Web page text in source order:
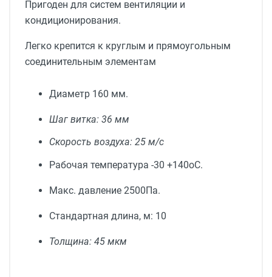
Пригоден для систем вентиляции и
кондиционирования.
Легко крепится к круглым и прямоугольным
соединительным элементам
Диаметр 160 мм.
Шаг витка: 36 мм
Скорость воздуха: 25 м/с
Рабочая температура -30 +140оС.
Макс. давление 2500Па.
Стандартная длина, м: 10
Толщина: 45 мкм